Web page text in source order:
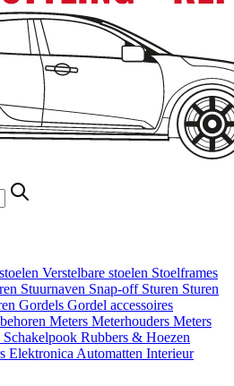
Verstelbare stoelen Stoelframes
Stuurnaven Snap-off Sturen Sturen
Gordels Gordel accessoires
Meters Meterhouders Meters
Schakelpook Rubbers & Hoezen
Elektronica Automatten Interieur